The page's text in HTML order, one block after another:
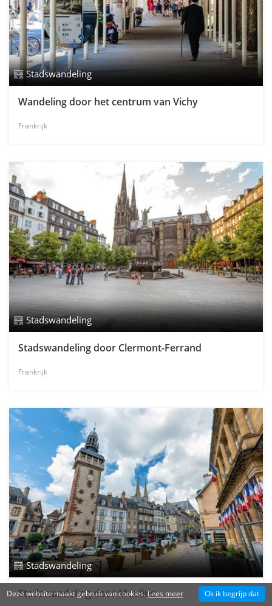
Stadswandeling
Wandeling door het centrum van Vichy
Frankrijk
Stadswandeling
Stadswandeling door Clermont-Ferrand
Frankrijk
Stadswandeling
Stadswandeling door Moulins
Deze website maakt gebruik van cookies.Lees meer Ok ik begrijp dat